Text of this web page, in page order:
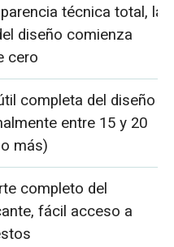
técnica total, la
diseño comienza
cero
completa del diseño
entre 15 y 20
más)
completo del
fácil acceso a